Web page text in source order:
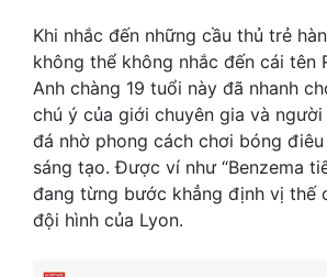
Khi nhắc đến những cầu thủ trẻ
không thể không nhắc đến cái tên
Anh chàng 19 tuổi này đã nhanh
chú ý của giới chuyên gia và
đá nhờ phong cách chơi bóng
sáng tạo. Được ví như “Benzema
đang từng bước khẳng định vị thế
đội hình của Lyon.